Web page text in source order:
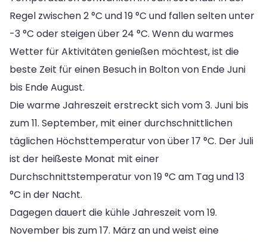
Regel zwischen 2 °C und 19 °C und fallen selten unter
-3 °C oder steigen über 24 °C. Wenn du warmes
Wetter für Aktivitäten genießen möchtest, ist die
beste Zeit für einen Besuch in Bolton von Ende Juni
bis Ende August.
Die warme Jahreszeit erstreckt sich vom 3. Juni bis
zum 11. September, mit einer durchschnittlichen
täglichen Höchsttemperatur von über 17 °C. Der Juli
ist der heißeste Monat mit einer
Durchschnittstemperatur von 19 °C am Tag und 13
°C in der Nacht.
Dagegen dauert die kühle Jahreszeit vom 19.
November bis zum 17. März an und weist eine